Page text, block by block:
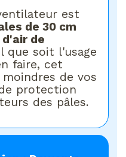
est
de 30 cm
de
que soit l'usage
faire, cet
de vos
protection
des pâles.